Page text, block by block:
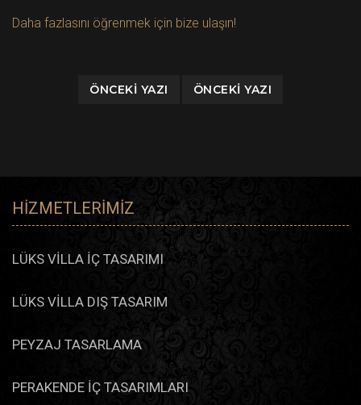
Daha fazlasını öğrenmek için bize ulaşın!
ÖNCEKI YAZI ÖNCEKI YAZI
HIZMETLERIMIZ
LÜKS VİLLA İÇ TASARIMI
LÜKS VİLLA DIŞ TASARIM
PEYZAJ TASARLAMA
PERAKENDE İÇ TASARIMLARI